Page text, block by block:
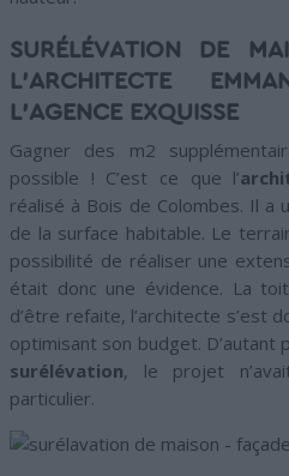
SURÉLÉVATION DE
L’ARCHITECTE
L’AGENCE EXQUISSE
Gagner des m2
possible ! C’est ce que l’
réalisé à Bois de Colombes. Il a
de la surface habitable. Le
possibilité de réaliser une
était donc une évidence. La
d’être refaite, l’architecte s’est
optimisant son budget. D’autant
surélévation, le projet
particulier.